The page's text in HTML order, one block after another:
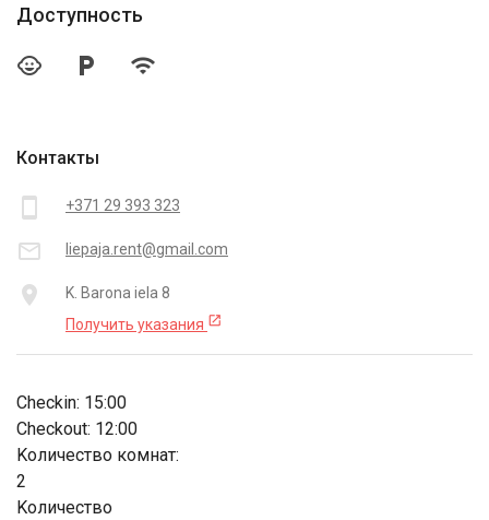
Checkin: 15:00
Checkout: 12:00
Kоличество комнат:
2
Kоличество
Контакты
smartphone +371 29 393 323
mail_outline liepaja.rent@gmail.com
place
K. Barona iela 8
Получить указания open_in_new
Доступность
child_care local_parking wifi